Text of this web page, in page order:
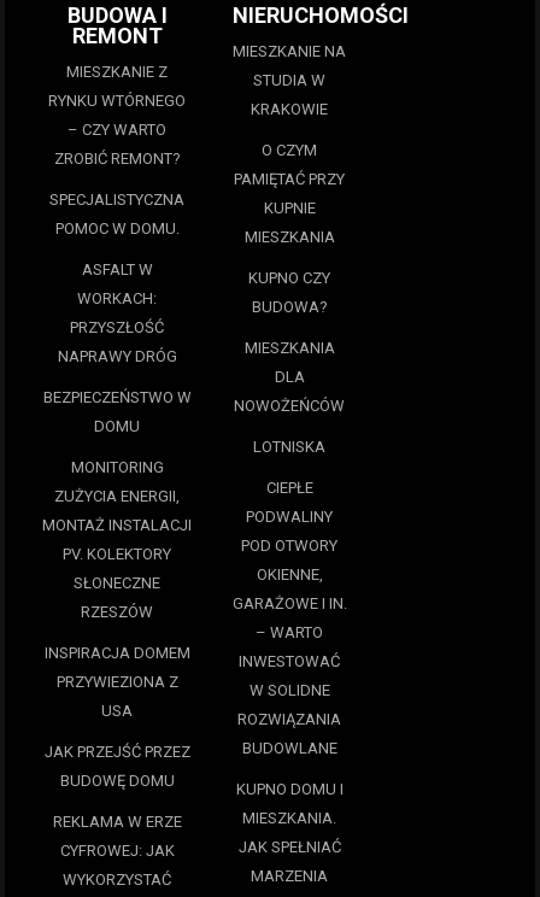
BUDOWA I
REMONT
MIESZKANIE Z
RYNKU WTÓRNEGO
– CZY WARTO
ZROBIĆ REMONT?
SPECJALISTYCZNA
POMOC W DOMU.
ASFALT W
WORKACH:
PRZYSZŁOŚĆ
NAPRAWY DRÓG
BEZPIECZEŃSTWO W
DOMU
MONITORING
ZUŻYCIA ENERGII,
MONTAŻ INSTALACJI
PV. KOLEKTORY
SŁONECZNE
RZESZÓW
INSPIRACJA DOMEM
PRZYWIEZIONA Z
USA
JAK PRZEJŚĆ PRZEZ
BUDOWĘ DOMU
REKLAMA W ERZE
CYFROWEJ: JAK
WYKORZYSTAĆ
NIERUCHOMOŚCI
MIESZKANIE NA
STUDIA W
KRAKOWIE
O CZYM
PAMIĘTAĆ PRZY
KUPNIE
MIESZKANIA
KUPNO CZY
BUDOWA?
MIESZKANIA
DLA
NOWOŻEŃCÓW
LOTNISKA
CIEPŁE
PODWALINY
POD OTWORY
OKIENNE,
GARAŻOWE I IN.
– WARTO
INWESTOWAĆ
W SOLIDNE
ROZWIĄZANIA
BUDOWLANE
KUPNO DOMU I
MIESZKANIA.
JAK SPEŁNIAĆ
MARZENIA